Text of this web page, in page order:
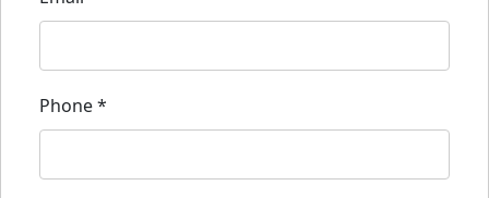
Phone*